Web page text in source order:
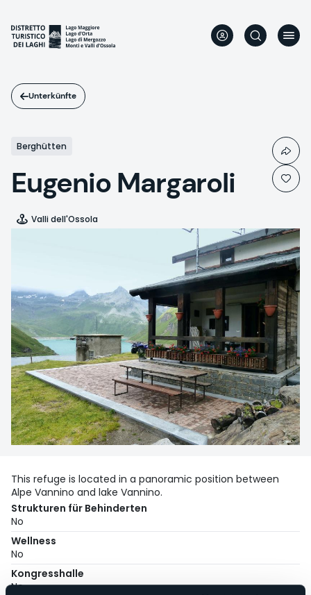
Inhalt
Unterkünfte
Berghütten
Eugenio Margaroli
Valli dell'Ossola
This refuge is located in a panoramic position between
Alpe Vannino and lake Vannino.
Strukturen für Behinderten
No
Wellness
No
Kongresshalle
No